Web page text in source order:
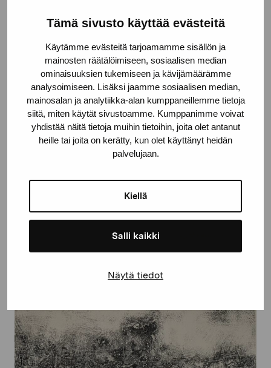
Tämä sivusto käyttää evästeitä
Käytämme evästeitä tarjoamamme sisällön ja
mainosten räätälöimiseen, sosiaalisen median
ominaisuuksien tukemiseen ja kävijämäärämme
analysoimiseen. Lisäksi jaamme sosiaalisen median,
mainosalan ja analytiikka-alan kumppaneillemme tietoja
siitä, miten käytät sivustoamme. Kumppanimme voivat
yhdistää näitä tietoja muihin tietoihin, joita olet antanut
heille tai joita on kerätty, kun olet käyttänyt heidän
palvelujaan.
Kiellä
Salli kaikki
Näytä tiedot